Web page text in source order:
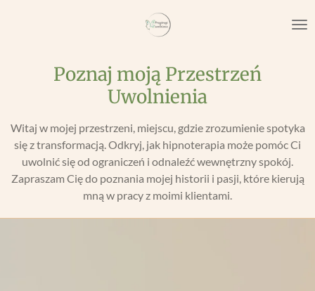
Poznaj moją Przestrzeń
Uwolnienia
Witaj w mojej przestrzeni, miejscu, gdzie zrozumienie spotyka
się z transformacją. Odkryj, jak hipnoterapia może pomóc Ci
uwolnić się od ograniczeń i odnaleźć wewnętrzny spokój.
Zapraszam Cię do poznania mojej historii i pasji, które kierują
mną w pracy z moimi klientami.